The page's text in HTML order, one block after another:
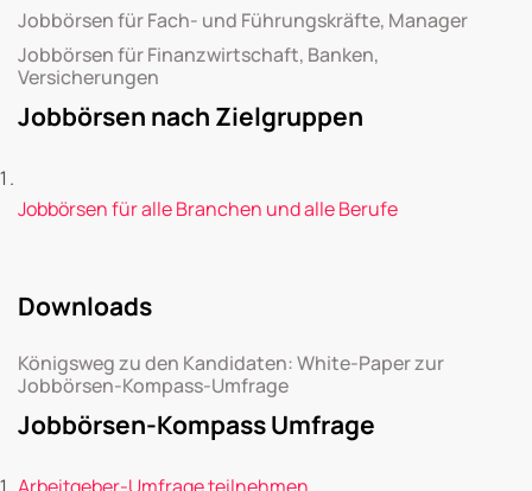
Jobbörsen für Fach- und Führungskräfte, Manager
Jobbörsen für Finanzwirtschaft, Banken,
Versicherungen
Jobbörsen nach Zielgruppen
Jobbörsen für alle Branchen und alle Berufe
Downloads
Königsweg zu den Kandidaten: White-Paper zur
Jobbörsen-Kompass-Umfrage
Jobbörsen-Kompass Umfrage